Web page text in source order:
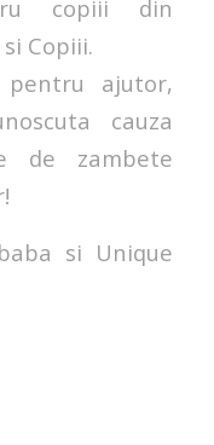
copiii din
Copiii.
ajutor,
cauza
de zambete
si Unique